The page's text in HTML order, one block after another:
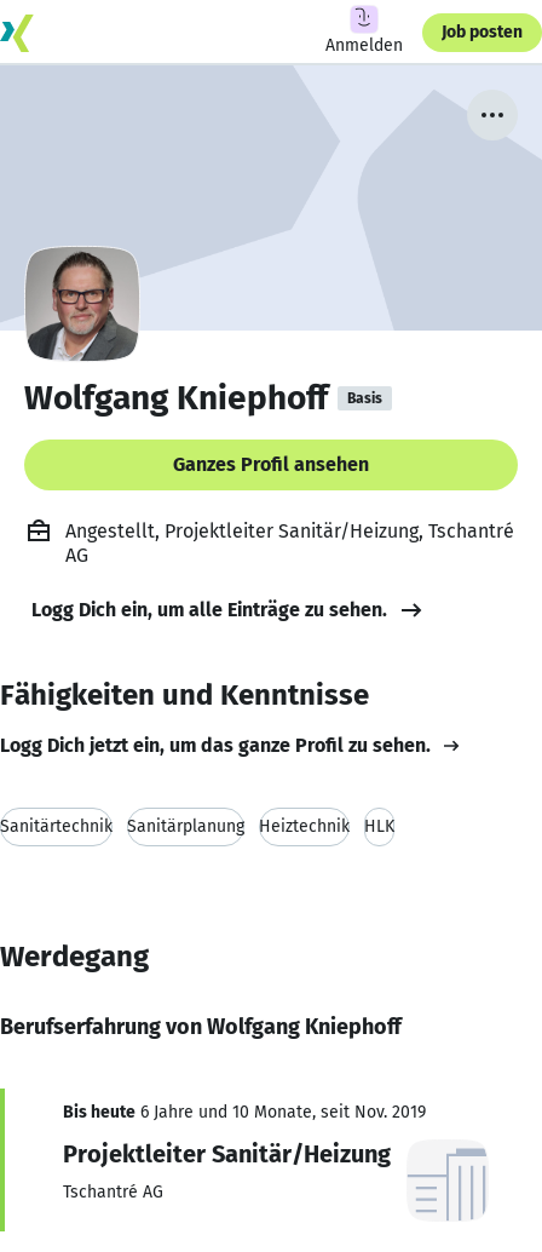
Anmelden
Job posten
Wolfgang Kniephoff Basis
Ganzes Profil ansehen
Angestellt, Projektleiter Sanitär/Heizung, Tschantré
AG
Logg Dich ein, um alle Einträge zu sehen.
Fähigkeiten und Kenntnisse
Logg Dich jetzt ein, um das ganze Profil zu sehen.
Sanitärtechnik Sanitärplanung Heiztechnik HLK
Werdegang
Berufserfahrung von Wolfgang Kniephoff
Bis heute 6 Jahre und 10 Monate, seit Nov. 2019
Projektleiter Sanitär/Heizung
Tschantré AG